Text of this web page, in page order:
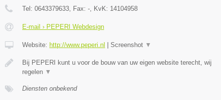
Tel: 0643379633, Fax: -, KvK: 14104958
E-mail › PEPERI Webdesign
Website: http://www.peperi.nl Screenshot ▼
Bij PEPERI kunt u voor de bouw van uw eigen website terecht, wij
regelen ▼
Diensten onbekend